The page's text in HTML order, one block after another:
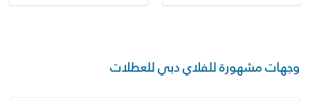
وجهات مشهورة للفلاي دبي للعطلات